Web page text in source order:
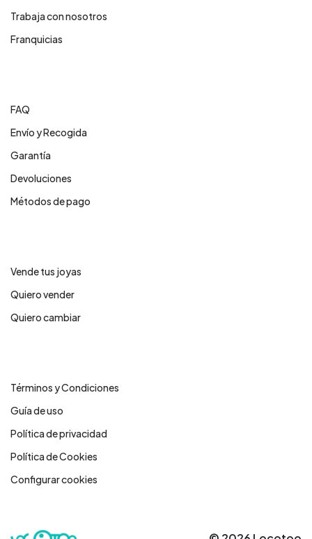
Trabaja con nosotros
Franquicias
FAQ
Envío y Recogida
Garantía
Devoluciones
Métodos de pago
Vende tus joyas
Quiero vender
Quiero cambiar
Términos y Condiciones
Guía de uso
Política de privacidad
Política de Cookies
Configurar cookies